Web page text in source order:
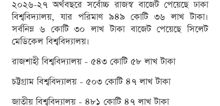
২০২৬-২৭ অর্থবছরে সর্বোচ্চ রাজস্ব বাজেট পেয়েছে ঢাকা
বিশ্ববিদ্যালয়, যার পরিমাণ ৯৪৯ কোটি ৩৬ লাখ টাকা।
সর্বনিম্ন ৬ কোটি ৩০ লাখ টাকা বাজেট পেয়েছে সিলেট
মেডিকেল বিশ্ববিদ্যালয়।
রাজশাহী বিশ্ববিদ্যালয় - ৫৪৩ কোটি ৫৮ লাখ টাকা
চট্টগ্রাম বিশ্ববিদ্যালয় - ৫০৩ কোটি ৪৭ লাখ টাকা
জাতীয় বিশ্ববিদ্যালয় - ৪৮১ কোটি ৪৭ লাখ টাকা